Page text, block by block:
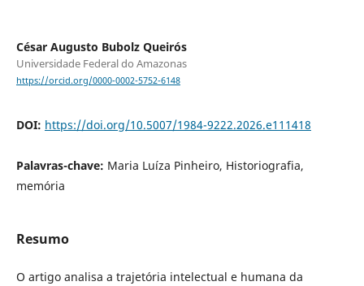
César Augusto Bubolz Queirós
Universidade Federal do Amazonas
https://orcid.org/0000-0002-5752-6148
DOI: https://doi.org/10.5007/1984-9222.2026.e111418
Palavras-chave: Maria Luíza Pinheiro, Historiografia,
memória
Resumo
O artigo analisa a trajetória intelectual e humana da